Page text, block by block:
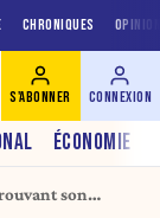
CHRONIQUES
ÉCONOMIE
S'ABONNER CONNEXION
son